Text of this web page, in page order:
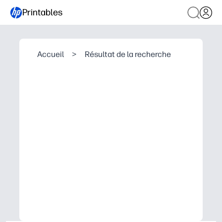
Printables
Accueil > Résultat de la recherche